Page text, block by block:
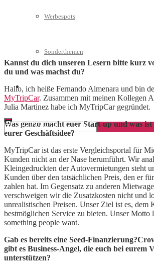
Werbespots
Sonderthemen
Geschäftskonto eröffnen
Kannst du dich unseren Lesern bitte kurz
du und was machst du?
Hallo, ich heiße Fernando Almenara und bin
MyTripCar. Zusammen mit meinen Kollegen
Julia Martinez habe ich MyTripCar gegründet.
Was genau macht euer Start-up und was ist
eurer Geschäftsidee?
MyTripCar ist das erste Vergleichsportal für
Kunden nicht an der Nase herumführt. Wir
Kleingedruckten der Autovermietungen steht
Kunden über den tatsächlichen Preis, den er
zahlen hat. Im Gegensatz zu anderen
verschweigen wir die Zusatzkosten nicht und
unrealistischen Preisen. Unser Ziel ist es, dem
bestmöglichen Service zu bieten. Unser Motto
something people want.
Gab es bereits eine Seed-
gibt es Business-Angel, die euch bei eurem
unterstützen?